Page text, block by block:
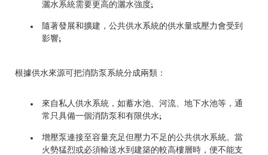
灑水系統需要更高的灑水強度;
隨著發展和擴建，公共供水系統的供水量或壓力會受到
影響;
根據供水來源可把消防泵系統分成兩類：
來自私人供水系統，如蓄水池、河流、地下水池等，通
常只具備一個消防泵和有限供水;
增壓泵連接至容量充足但壓力不足的公共供水系統。當
火勢猛烈或必須輸送水到建築的較高樓層時，便不能支